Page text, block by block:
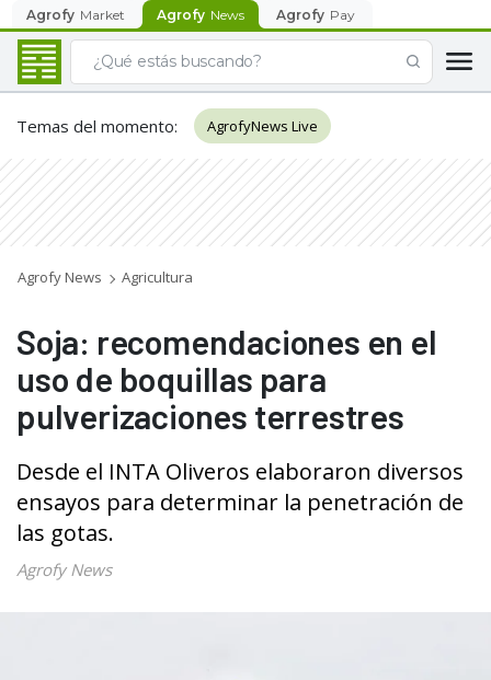
Agrofy Market Agrofy News Agrofy Pay
Temas del momento: AgrofyNews Live
Agrofy News Agricultura
Soja: recomendaciones en el
uso de boquillas para
pulverizaciones terrestres
Desde el INTA Oliveros elaboraron diversos
ensayos para determinar la penetración de
las gotas.
Agrofy News